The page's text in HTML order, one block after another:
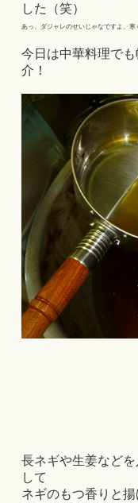
した（笑）
あっ、ダジャレのせいじゃなですよ、寒
今日は中華料理で
介！
長ネギや生姜など
して
ネギのもつ香りと